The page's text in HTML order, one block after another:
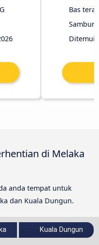
Bas
Ditemui
di Melaka
anda tempat untuk
dan Kuala Dungun.
Kuala Dungun